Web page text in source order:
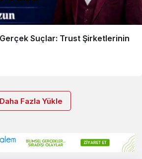
Suçlar: Trust Şirketlerinin
Daha Fazla Yükle